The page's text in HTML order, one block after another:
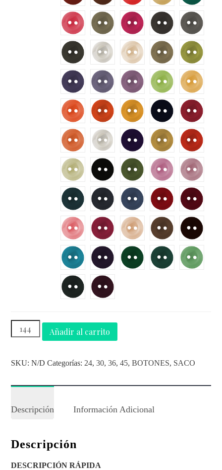
Añadir al carrito
SKU:N/D Categorías: 24,30,36,45,BOTONES, SACO
Descripción Información Adicional
Descripción
DESCRIPCIÓN RÁPIDA